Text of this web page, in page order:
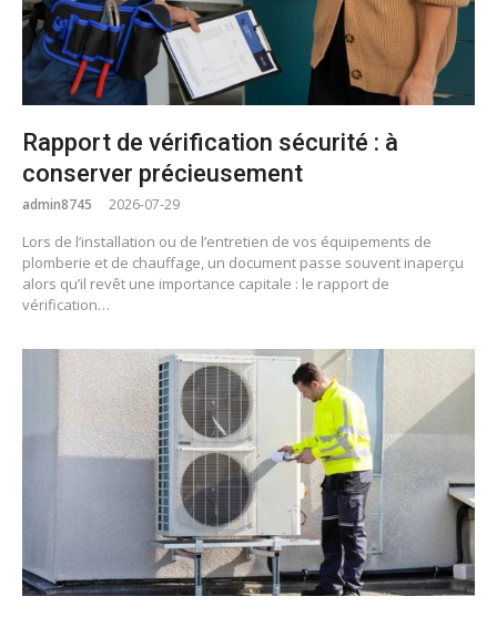
Rapport de vérification sécurité : à
conserver précieusement
admin8745 2026-07-29
Lors de l’installation ou de l’entretien de vos équipements de
plomberie et de chauffage, un document passe souvent inaperçu
alors qu’il revêt une importance capitale : le rapport de
vérification…